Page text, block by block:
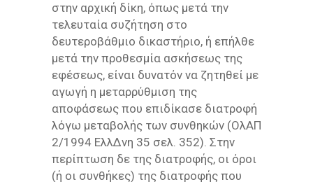
στην αρχική δίκη, όπως μετά την
τελευταία συζήτηση στο
δευτεροβάθμιο δικαστήριο, ή επήλθε
μετά την προθεσμία ασκήσεως της
εφέσεως, είναι δυνατόν να ζητηθεί με
αγωγή η μεταρρύθμιση της
αποφάσεως που επιδίκασε διατροφή
λόγω μεταβολής των συνθηκών (ΟλΑΠ
2/1994 ΕλλΔνη 35 σελ. 352). Στην
περίπτωση δε της διατροφής, οι όροι
(ή οι συνθήκες) της διατροφής που